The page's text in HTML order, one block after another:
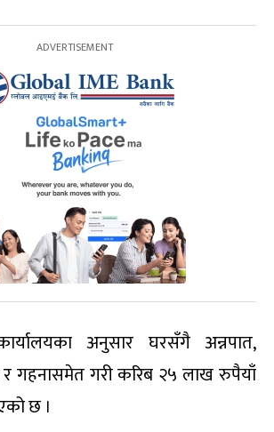
अनुसार घरसँगै अन्नपात,
र गहनासमेत गरी करिब २५ लाख रुपैयाँ
छ ।